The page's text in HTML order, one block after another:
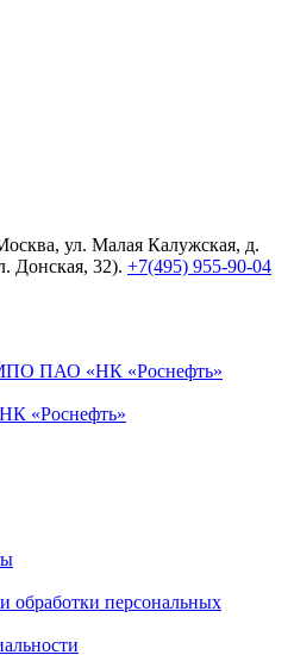
ул. Малая Калужская, д.
Донская, 32). +7(495) 955-90-04
ПАО «НК «Роснефть»
«Роснефть»
обработки персональных